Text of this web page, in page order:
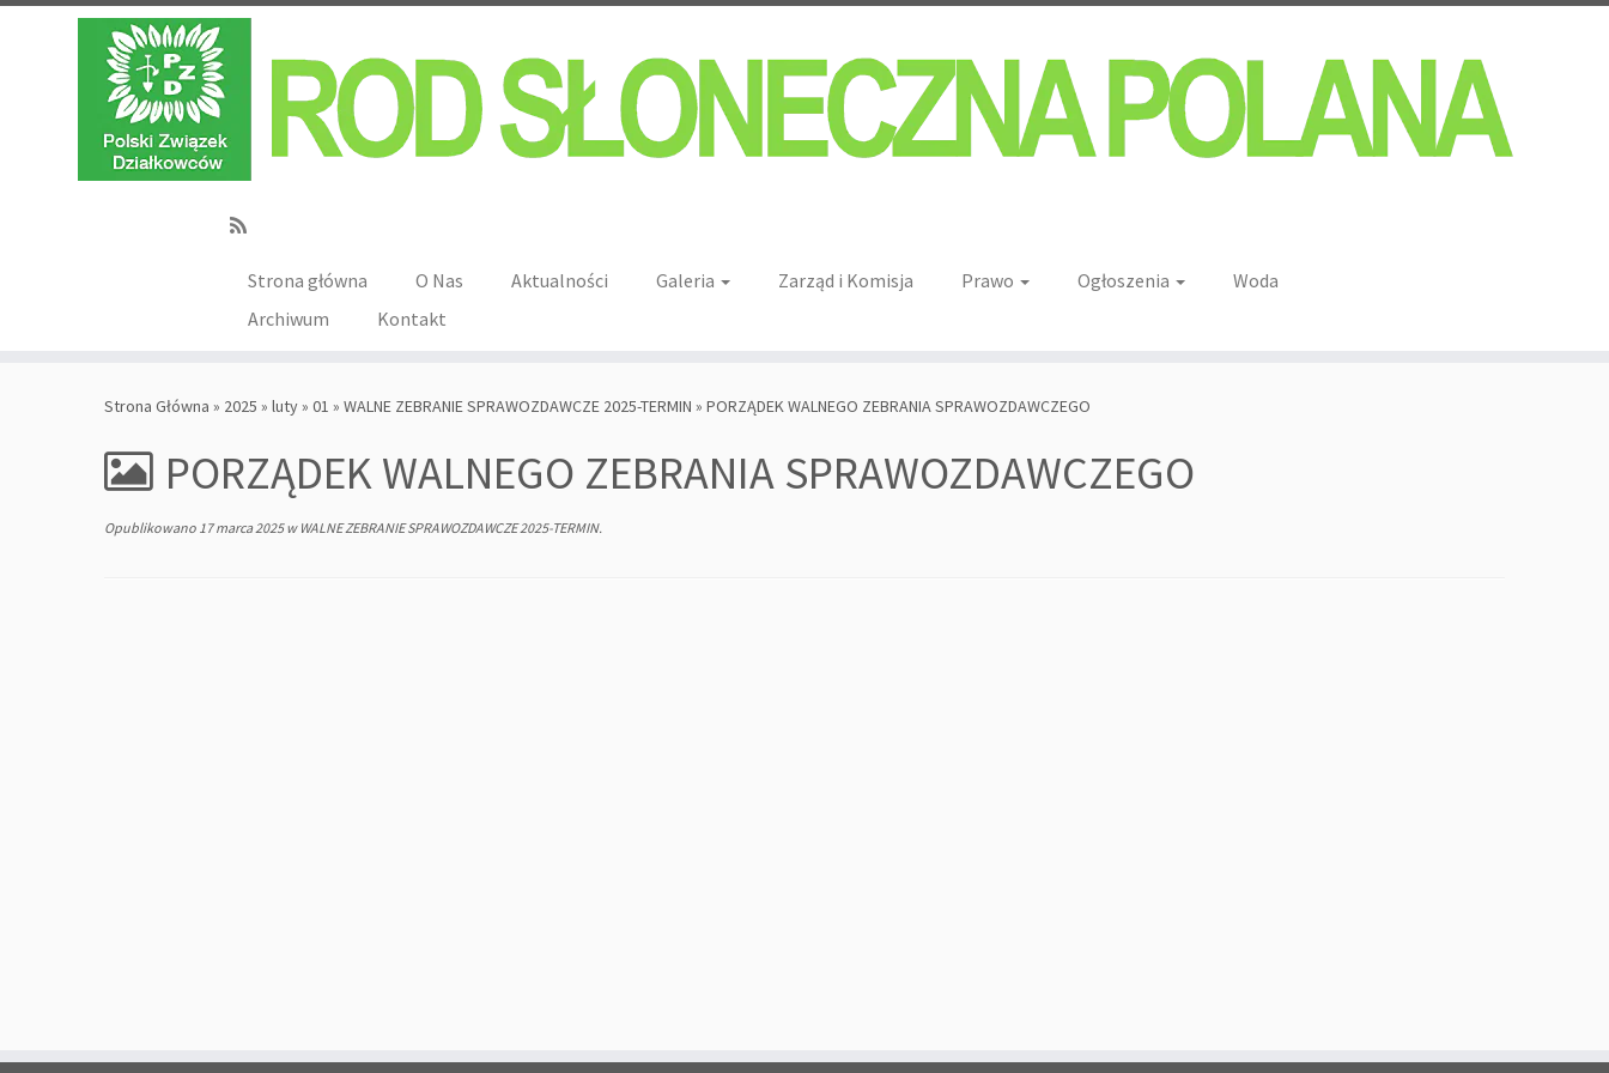
Strona główna O Nas Aktualności Galeria Zarząd i Komisja Prawo Ogłoszenia
Woda
Archiwum
Kontakt
Strona Główna » 2025 » luty» 01 » WALNE ZEBRANIE SPRAWOZDAWCZE 2025-TERMIN » PORZĄDEK WALNEGO ZEBRANIA SPRAWOZDAWCZEGO
PORZĄDEK WALNEGO ZEBRANIA SPRAWOZDAWCZEGO
Opublikowano 17 marca 2025wWALNE ZEBRANIE SPRAWOZDAWCZE 2025-TERMIN.